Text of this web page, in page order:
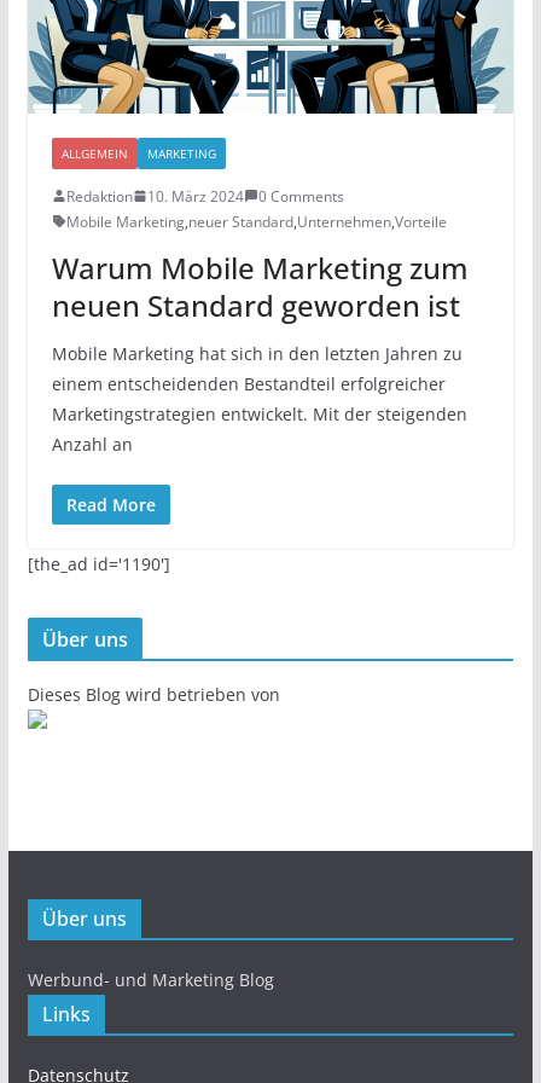
ALLGEMEIN MARKETING
Redaktion 10. März 2024
0 Comments
Mobile Marketing,neuer Standard,Unternehmen,Vorteile
Warum Mobile Marketing zum
neuen Standard geworden ist
Mobile Marketing hat sich in den letzten Jahren zu
einem entscheidenden Bestandteil erfolgreicher
Marketingstrategien entwickelt. Mit der steigenden
Anzahl an
Read More
[the_ad id='1190']
Über uns
Dieses Blog wird betrieben von
Über uns
Werbund- und Marketing Blog
Links
Datenschutz